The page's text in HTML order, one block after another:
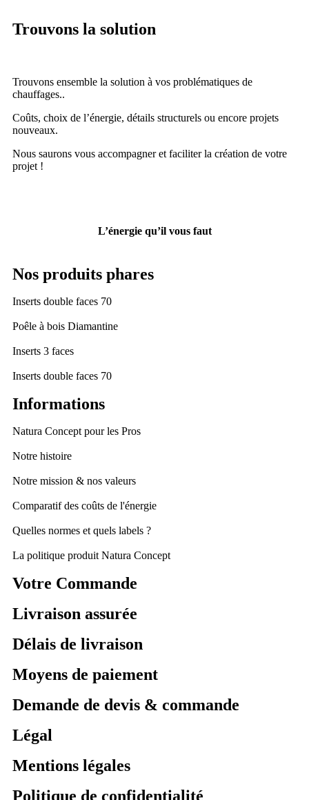
Trouvons la solution
Trouvons ensemble la solution à vos problématiques de
chauffages..
Coûts, choix de l’énergie, détails structurels ou encore projets
nouveaux.
Nous saurons vous accompagner et faciliter la création de votre
projet !
L’énergie qu’il vous faut
Nos produits phares
Inserts double faces 70
Poêle à bois Diamantine
Inserts 3 faces
Inserts double faces 70
Informations
Natura Concept pour les Pros
Notre histoire
Notre mission & nos valeurs
Comparatif des coûts de l'énergie
Quelles normes et quels labels ?
La politique produit Natura Concept
Votre Commande
Livraison assurée
Délais de livraison
Moyens de paiement
Demande de devis & commande
Légal
Mentions légales
Politique de confidentialité